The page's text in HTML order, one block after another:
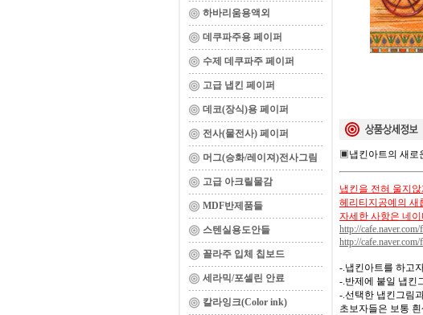
하바리움용액외
데쿠파주용 페이퍼
수제 데쿠파주 페이퍼
고급 냅킨 페이퍼
데코(장식)용 페이퍼
전사(물전사) 페이퍼
머그(승화/레이져)전사그림
고급 아크릴물감
MDF반제품들
스텐실용도안들
꼴라주 입체 칩보드
세라믹/포셀린 안료
칼라잉크(Color ink)
▣ 냅킨아트의 새로
냅킨을 전혀 울지
헤리티지공예의 새
자세한 사항은 네
http://
http://
-.냅킨아트를 하고
-.반제에 붙일 냅킨
-.선택한 냅킨그림
초보자들은 보통